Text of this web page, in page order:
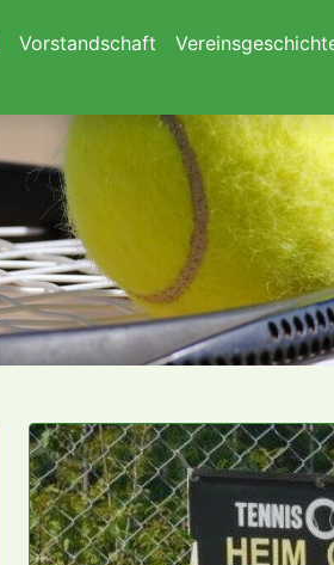
Vorstandschaft